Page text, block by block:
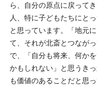
ら、自分の原点に戻って
人、特に子どもたちにと
と思っています。「地元
て、それが北斎とつなが
で、「自分も将来、何か
かもしれない」と思うき
も価値のあることだと思